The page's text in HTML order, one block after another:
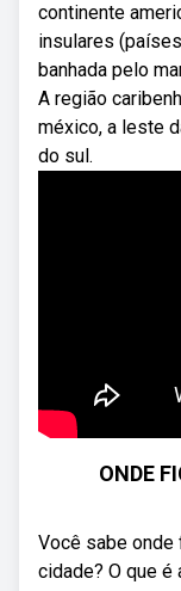
continente
insulares
banhada pelo
A região
méxico, a leste
do sul.
ONDE
Você sabe onde
cidade? O que é